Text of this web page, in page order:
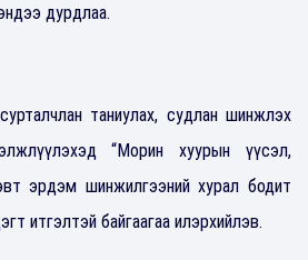
дурдлаа.
таниулах, судлан шинжлэх
“Морин хуурын үүсэл,
эрдэм шинжилгээний хурал бодит
итгэлтэй байгаагаа илэрхийлэв.